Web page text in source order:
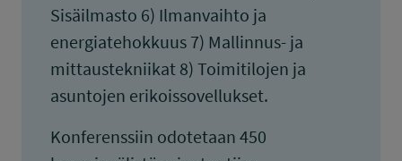
Sisäilmasto 6) Ilmanvaihto ja
energiatehokkuus 7) Mallinnus- ja
mittaustekniikat 8) Toimitilojen ja
asuntojen erikoissovellukset.
Konferenssiin odotetaan 450